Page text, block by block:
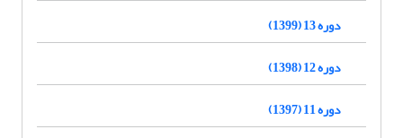
دوره 13 (1399)
دوره 12 (1398)
دوره 11 (1397)